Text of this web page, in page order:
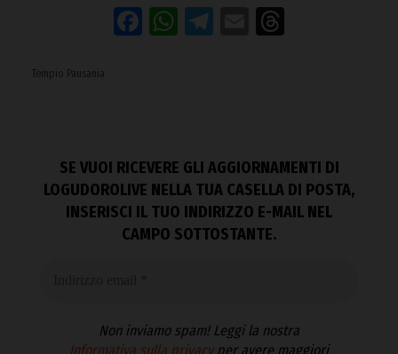
Facebook
WhatsApp
Telegram
Email
Tempio Pausania
SE VUOI RICEVERE GLI AGGIORNAMENTI DI
LOGUDOROLIVE NELLA TUA CASELLA DI POSTA,
INSERISCI IL TUO INDIRIZZO E-MAIL NEL
CAMPO SOTTOSTANTE.
Non inviamo spam! Leggi la nostra
Informativa sulla privacyper avere maggiori